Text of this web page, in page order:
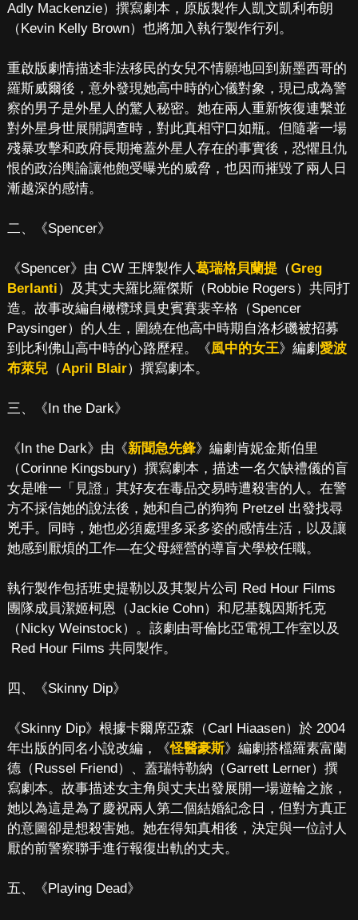
Adly Mackenzie）撰寫劇本，原版製作人凱文凱利布朗
（Kevin Kelly Brown）也將加入執行製作行列。
重啟版劇情描述非法移民的女兒不情願地回到新墨西哥的
羅斯威爾後，意外發現她高中時的心儀對象，現已成為警
察的男子是外星人的驚人秘密。她在兩人重新恢復連繫並
對外星身世展開調查時，對此真相守口如瓶。但隨著一場
殘暴攻擊和政府長期掩蓋外星人存在的事實後，恐懼且仇
恨的政治輿論讓他飽受曝光的威脅，也因而摧毀了兩人日
漸越深的感情。
二、《Spencer》
《Spencer》由 CW 王牌製作人葛瑞格貝蘭提（Greg
Berlanti）及其丈夫羅比羅傑斯（Robbie Rogers）共同打
造。故事改編自橄欖球員史賓賽裴辛格（Spencer
Paysinger）的人生，圍繞在他高中時期自洛杉磯被招募
到比利佛山高中時的心路歷程。《風中的女王》編劇愛波
布萊兒（April Blair）撰寫劇本。
三、《In the Dark》
《In the Dark》由《新聞急先鋒》編劇肯妮金斯伯里
（Corinne Kingsbury）撰寫劇本，描述一名欠缺禮儀的盲
女是唯一「見證」其好友在毒品交易時遭殺害的人。在警
方不採信她的說法後，她和自己的狗狗 Pretzel 出發找尋
兇手。同時，她也必須處理多采多姿的感情生活，以及讓
她感到厭煩的工作—在父母經營的導盲犬學校任職。
執行製作包括班史提勒以及其製片公司 Red Hour Films
團隊成員潔姬柯恩（Jackie Cohn）和尼基魏因斯托克
（Nicky Weinstock）。該劇由哥倫比亞電視工作室以及
Red Hour Films 共同製作。
四、《Skinny Dip》
《Skinny Dip》根據卡爾席亞森（Carl Hiaasen）於 2004
年出版的同名小說改編，《怪醫豪斯》編劇搭檔羅素富蘭
德（Russel Friend）、蓋瑞特勒納（Garrett Lerner）撰
寫劇本。故事描述女主角與丈夫出發展開一場遊輪之旅，
她以為這是為了慶祝兩人第二個結婚紀念日，但對方真正
的意圖卻是想殺害她。她在得知真相後，決定與一位討人
厭的前警察聯手進行報復出軌的丈夫。
五、《Playing Dead》